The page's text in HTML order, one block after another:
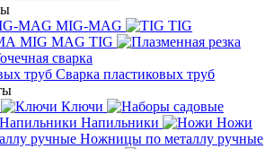
MIG-MAG
TIG
MIG MAG TIG
сварка
Cварка пластиковых труб
Ключи
Напильники
Ножи
Ножницы по металлу ручные